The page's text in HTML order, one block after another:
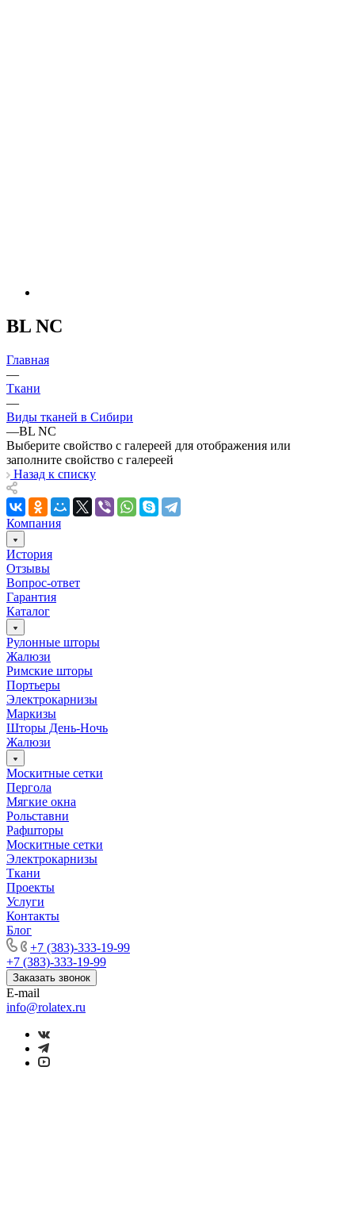
BL NC
Главная
—
Ткани
—
Виды тканей в Сибири
—BL NC
Выберите свойство с галереей для отображения или
заполните свойство с галереей
Назад к списку
Компания
История
Отзывы
Вопрос-ответ
Гарантия
Каталог
Рулонные шторы
Жалюзи
Римские шторы
Портьеры
Электрокарнизы
Маркизы
Шторы День-Ночь
Жалюзи
Москитные сетки
Пергола
Мягкие окна
Рольставни
Рафшторы
Москитные сетки
Электрокарнизы
Ткани
Проекты
Услуги
Контакты
Блог
+7 (383)-333-19-99
+7 (383)-333-19-99
Заказать звонок
E-mail
info@rolatex.ru